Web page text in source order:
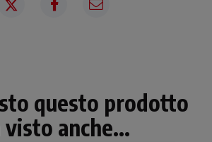
questo prodotto
visto anche...